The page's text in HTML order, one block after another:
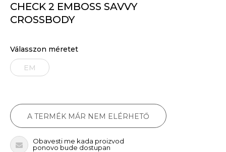
CHECK 2 EMBOSS SAVVY
CROSSBODY
Válasszon méretet
EM
A TERMÉK MÁR NEM ELÉRHETŐ
Obavesti me kada proizvod
ponovo bude dostupan